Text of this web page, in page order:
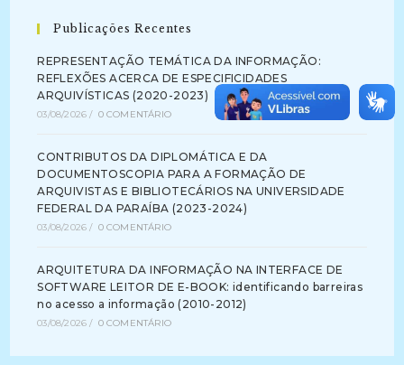
Publicações Recentes
REPRESENTAÇÃO TEMÁTICA DA INFORMAÇÃO:
REFLEXÕES ACERCA DE ESPECIFICIDADES
ARQUIVÍSTICAS (2020-2023)
03/08/2026 / 0 COMENTÁRIO
CONTRIBUTOS DA DIPLOMÁTICA E DA
DOCUMENTOSCOPIA PARA A FORMAÇÃO DE
ARQUIVISTAS E BIBLIOTECÁRIOS NA UNIVERSIDADE
FEDERAL DA PARAÍBA (2023-2024)
03/08/2026 / 0 COMENTÁRIO
ARQUITETURA DA INFORMAÇÃO NA INTERFACE DE
SOFTWARE LEITOR DE E-BOOK: identificando barreiras
no acesso a informação (2010-2012)
03/08/2026 / 0 COMENTÁRIO